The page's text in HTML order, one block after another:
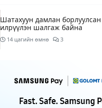
Шатахуун дамлан
илрүүлэн шалгаж байна
14 цагийн өмнө 3
урьдчилсан төлөв